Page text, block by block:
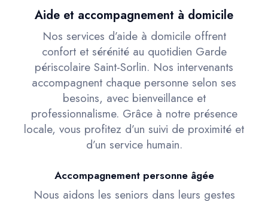
Aide et accompagnement à domicile
Nos services d’aide à domicile offrent
confort et sérénité au quotidien Garde
périscolaire Saint-Sorlin. Nos intervenants
accompagnent chaque personne selon ses
besoins, avec bienveillance et
professionnalisme. Grâce à notre présence
locale, vous profitez d’un suivi de proximité et
d’un service humain.
Accompagnement personne âgée
Nous aidons les seniors dans leurs gestes